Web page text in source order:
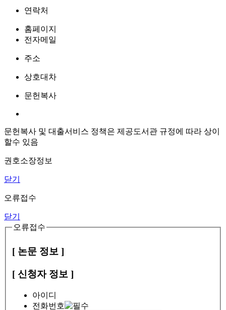
연락처
홈페이지
전자메일
주소
상호대차
문헌복사
문헌복사 및 대출서비스 정책은 제공도서관 규정에 따라 상이
할수 있음
권호소장정보
닫기
오류접수
닫기
오류접수
[ 논문 정보 ]
[ 신청자 정보 ]
아이디
전화번호